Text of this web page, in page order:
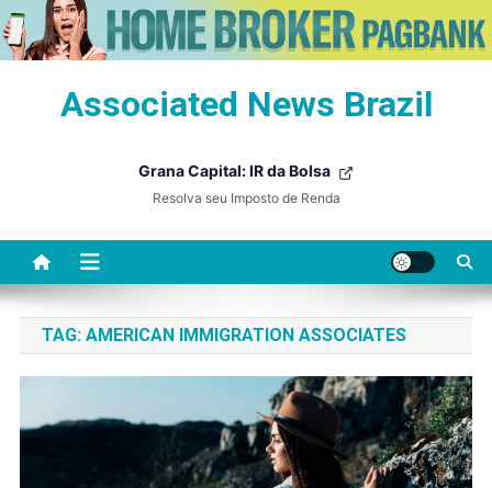
Associated News Brazil
Grana Capital: IR da Bolsa
Resolva seu Imposto de Renda
TAG: AMERICAN IMMIGRATION ASSOCIATES